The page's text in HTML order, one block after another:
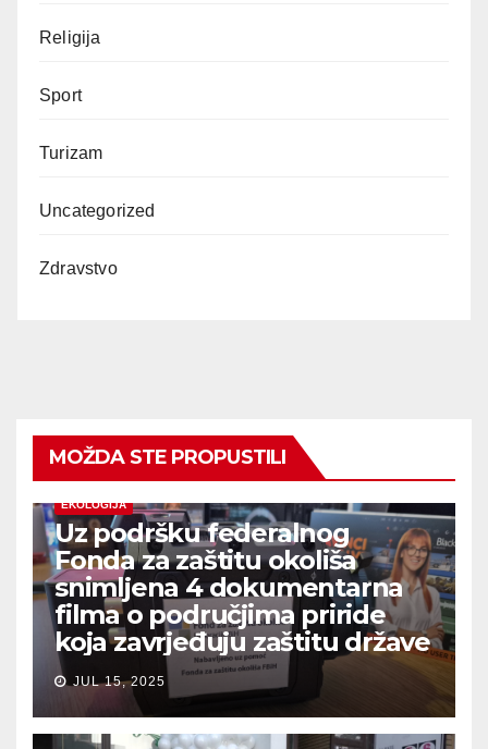
Religija
Sport
Turizam
Uncategorized
Zdravstvo
MOŽDA STE PROPUSTILI
EKOLOGIJA
Uz podršku federalnog
Fonda za zaštitu okoliša
snimljena 4 dokumentarna
filma o područjima priride
koja zavrjeđuju zaštitu države
JUL 15, 2025